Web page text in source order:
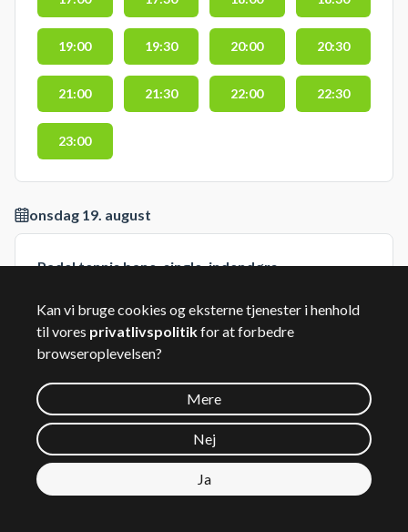
19:00 19:30 20:00 20:30
21:00 21:30 22:00 22:30
23:00
onsdag 19. august
Padel tennis bane, single, indendørs
05:00 05:30 06:00 06:30
09:00 09:30 10:00 10:30
11:00 11:30 12:00 12:30
Kan vi bruge cookies og eksterne tjenester i henhold
til vores privatlivspolitikfor at forbedre
browseroplevelsen?
Mere
Nej
Ja